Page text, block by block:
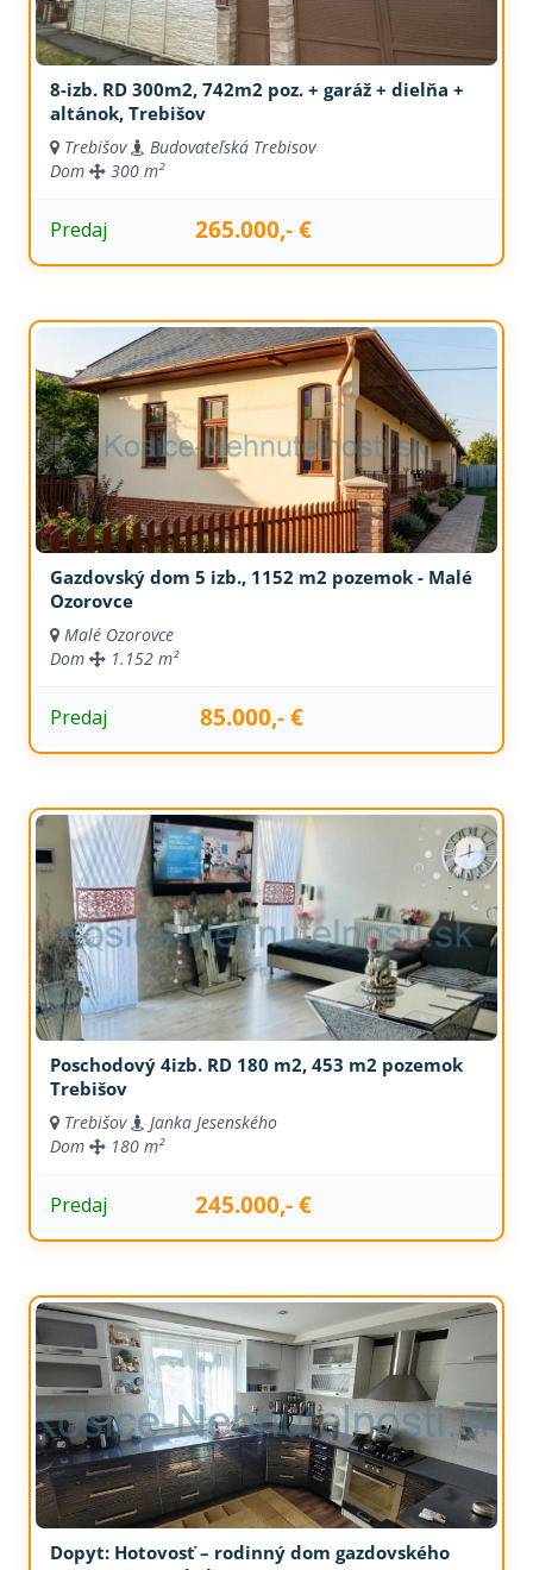
8-izb. RD 300m2, 742m2 poz. + garáž + dielňa +
altánok, Trebišov
Trebišov
Budovateľská Trebisov
Dom
300 m²
Predaj 265.000,- €
Gazdovský dom 5 izb., 1152 m2 pozemok - Malé
Ozorovce
Malé Ozorovce
Dom
1.152 m²
Predaj 85.000,- €
Poschodový 4izb. RD 180 m2, 453 m2 pozemok
Trebišov
Trebišov
Janka Jesenského
Dom
180 m²
Predaj 245.000,- €
Dopyt: Hotovosť – rodinný dom gazdovského